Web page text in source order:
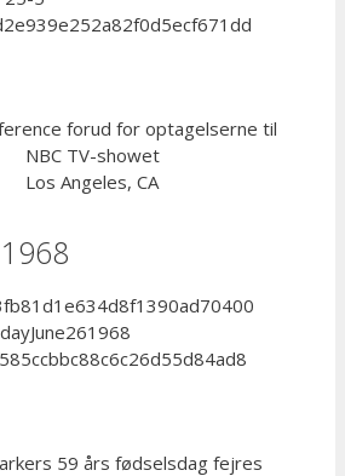
forud for optagelserne til
NBC TV-showet
Los Angeles, CA
59 års fødselsdag fejres